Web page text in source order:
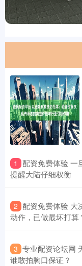
1 配资免费体验 一
提醒大陆仔细权衡
2 配资免费体验 大
动作，已做最坏打算
3 专业配资论坛网
谁敢拍胸口保证？